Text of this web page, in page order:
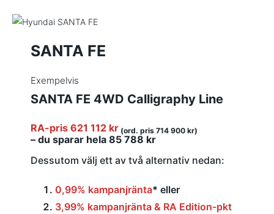
SANTA FE
Exempelvis
SANTA FE 4WD Calligraphy Line
RA-pris 621 112 kr (ord. pris 714 900 kr)
– du sparar hela 85 788 kr
Dessutom välj ett av två alternativ nedan:
0,99% kampanjränta* eller
3,99% kampanjränta & RA Edition-pkt